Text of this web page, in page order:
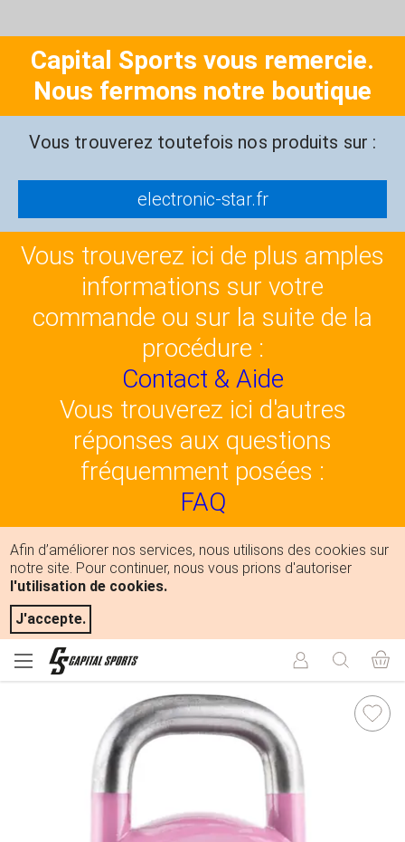
Capital Sports vous remercie.
Nous fermons notre boutique
Vous trouverez toutefois nos produits sur :
electronic-star.fr
Vous trouverez ici de plus amples
informations sur votre
commande ou sur la suite de la
procédure :
Contact & Aide
Vous trouverez ici d'autres
réponses aux questions
fréquemment posées :
FAQ
Afin d’améliorer nos services, nous utilisons des cookies sur
notre site. Pour continuer, nous vous prions d'autoriser
l'utilisation de cookies.
J'accepte.